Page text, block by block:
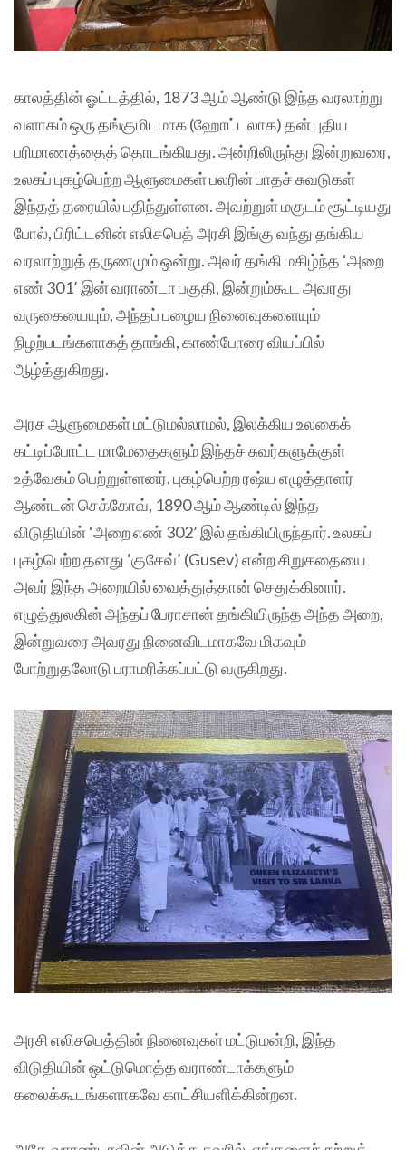
காலத்தின் ஓட்டத்தில், 1873 ஆம் ஆண்டு இந்த வரலாற்று
வளாகம் ஒரு தங்குமிடமாக (ஹோட்டலாக) தன் புதிய
பரிமாணத்தைத் தொடங்கியது. அன்றிலிருந்து இன்றுவரை,
உலகப் புகழ்பெற்ற ஆளுமைகள் பலரின் பாதச் சுவடுகள்
இந்தத் தரையில் பதிந்துள்ளன. அவற்றுள் மகுடம் சூட்டியது
போல், பிரிட்டனின் எலிசபெத் அரசி இங்கு வந்து தங்கிய
வரலாற்றுத் தருணமும் ஒன்று. அவர் தங்கி மகிழ்ந்த ‘அறை
எண் 301’ இன் வராண்டா பகுதி, இன்றும்கூட அவரது
வருகையையும், அந்தப் பழைய நினைவுகளையும்
நிழற்படங்களாகத் தாங்கி, காண்போரை வியப்பில்
ஆழ்த்துகிறது.
அரச ஆளுமைகள் மட்டுமல்லாமல், இலக்கிய உலகைக்
கட்டிப்போட்ட மாமேதைகளும் இந்தச் சுவர்களுக்குள்
உத்வேகம் பெற்றுள்ளனர். புகழ்பெற்ற ரஷ்ய எழுத்தாளர்
ஆண்டன் செக்கோவ், 1890 ஆம் ஆண்டில் இந்த
விடுதியின் ‘அறை எண் 302’ இல் தங்கியிருந்தார். உலகப்
புகழ்பெற்ற தனது ‘குசேவ்’ (Gusev) என்ற சிறுகதையை
அவர் இந்த அறையில் வைத்துத்தான் செதுக்கினார்.
எழுத்துலகின் அந்தப் பேராசான் தங்கியிருந்த அந்த அறை,
இன்றுவரை அவரது நினைவிடமாகவே மிகவும்
போற்றுதலோடு பராமரிக்கப்பட்டு வருகிறது.
அரசி எலிசபெத்தின் நினைவுகள் மட்டுமன்றி, இந்த
விடுதியின் ஒட்டுமொத்த வராண்டாக்களும்
கலைக்கூடங்களாகவே காட்சியளிக்கின்றன.